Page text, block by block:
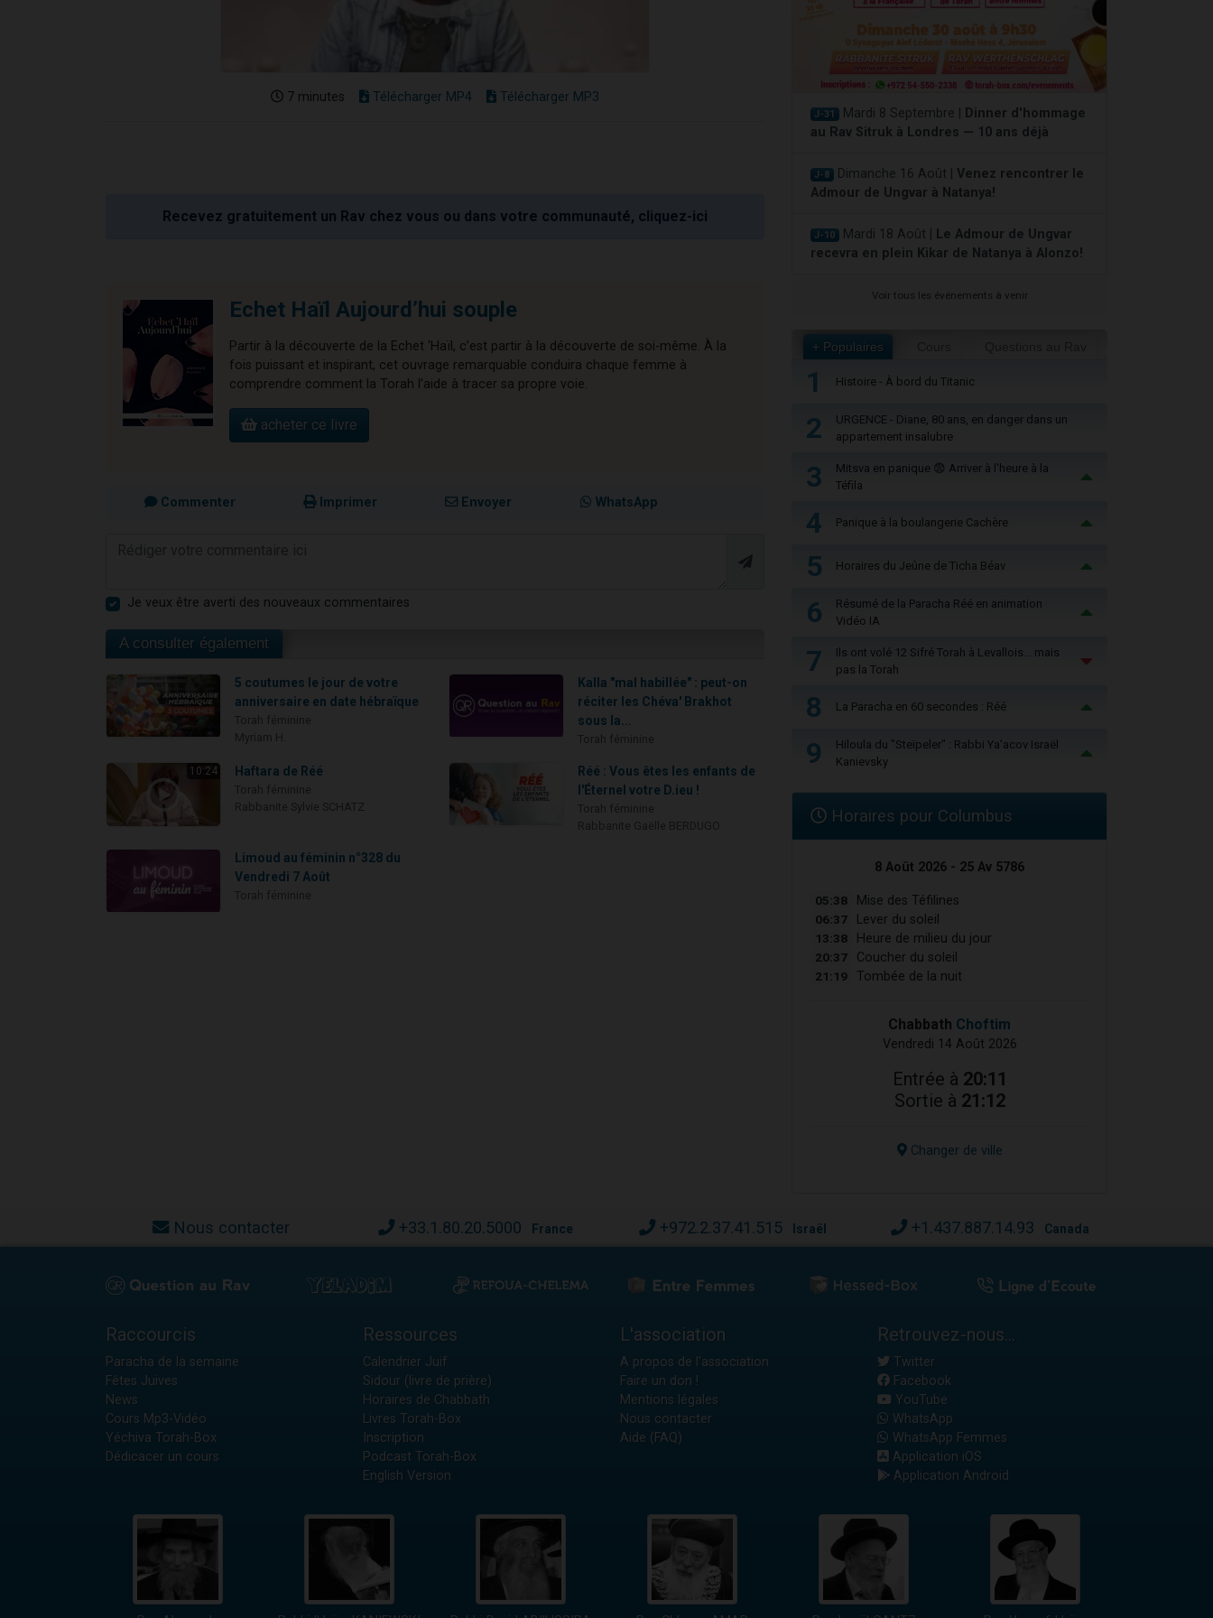
7 minutes Télécharger MP4 Télécharger MP3
Recevez gratuitement un Rav chez vous ou dans votre communauté, cliquez-ici
Echet Haïl Aujourd’hui souple
Partir à la découverte de la Echet ‘Haïl, c’est partir à la découverte de soi-même. À la
fois puissant et inspirant, cet ouvrage remarquable conduira chaque femme à
comprendre comment la Torah l’aide à tracer sa propre voie.
acheter ce livre
Commenter Imprimer Envoyer WhatsApp
Je veux être averti des nouveaux commentaires
A consulter également
5 coutumes le jour de votre
anniversaire en date hébraïque
Kalla "mal habillée" : peut-on
réciter les Chéva' Brakhot
sous la...
10:24 Haftara de Réé
Réé : Vous êtes les enfants de
l'Éternel votre D.ieu !
Limoud au féminin n°328 du
Vendredi 7 Août
J-31 Mardi 8 Septembre |
Dinner d'hommage
au Rav Sitruk à Londres — 10 ans déjà
J-8 Dimanche 16 Août | Venez rencontrer le
Admour de Ungvar à Natanya!
J-10 Mardi 18 Août |
Le Admour de Ungvar
recevra en plein Kikar de Natanya à Alonzo!
Voir tous les événements à venir
+ Populaires
1 Histoire - À bord du Titanic
2
URGENCE - Diane, 80 ans, en danger dans un
appartement insalubre
3
Mitsva en panique 😨 Arriver à l'heure à la
Téfila
4 Panique à la boulangerie Cachère
5 Horaires du Jeûne de Ticha Béav
6
Résumé de la Paracha Réé en animation
Vidéo IA
7
Ils ont volé 12 Sifré Torah à Levallois… mais
pas la Torah
8 La Paracha en 60 secondes : Réé
9
Hiloula du "Steïpeler" : Rabbi Ya’acov Israël
Kanievsky
Horaires pour Columbus
8 Août 2026 - 25 Av 5786
05:38 Mise des Téfilines
06:37 Lever du soleil
13:38 Heure de milieu du jour
20:37 Coucher du soleil
21:19 Tombée de la nuit
Chabbath Choftim
Vendredi 14 Août 2026
Entrée à 20:11
Sortie à 21:12
Changer de ville
Nous contacter +33.1.80.20.5000 France +972.2.37.41.515 Israël +1.437.887.14.93 Canada
Raccourcis
Paracha de la semaine
Fêtes Juives
News
Cours Mp3-Vidéo
Yéchiva Torah-Box
Dédicacer un cours
Ressources
Calendrier Juif
Sidour (livre de prière)
Horaires de Chabbath
Livres Torah-Box
Inscription
Podcast Torah-Box
English Version
L'association
A propos de l'association
Faire un don !
Mentions légales
Nous contacter
Aide (FAQ)
Retrouvez-nous...
Twitter
Facebook
YouTube
WhatsApp
WhatsApp Femmes
Application iOS
Application Android